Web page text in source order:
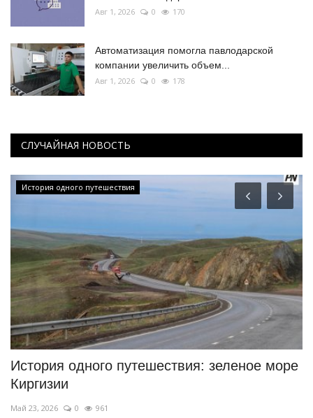
Авг 1, 2026 0 170
Автоматизация помогла павлодарской
компании увеличить объем...
Авг 1, 2026 0 178
СЛУЧАЙНАЯ НОВОСТЬ
История одного путешествия
История одного путешествия: зеленое море
Киргизии
Май 23, 2026 0 961